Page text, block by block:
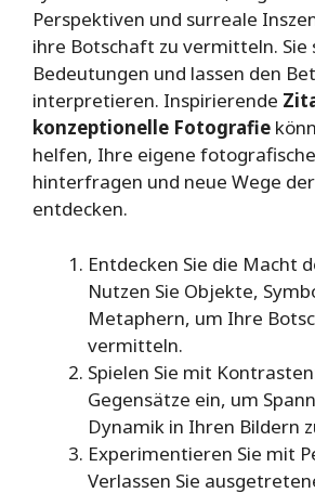
Perspektiven und surreale
ihre Botschaft zu vermitteln. Sie
Bedeutungen und lassen den
interpretieren. Inspirierende
konzeptionelle Fotografie
helfen, Ihre eigene
hinterfragen und neue Wege
entdecken.
Entdecken Sie die Macht
Nutzen Sie Objekte,
Metaphern, um Ihre
vermitteln.
Spielen Sie mit
Gegensätze ein, um
Dynamik in Ihren Bildern
Experimentieren Sie mit
Verlassen Sie